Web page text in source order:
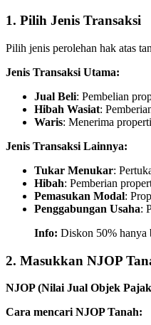
1. Pilih Jenis Transaksi
Pilih jenis perolehan hak atas
Jenis Transaksi Utama:
Jual Beli: Pembelian
Hibah Wasiat:
Waris: Menerima
Jenis Transaksi Lainnya:
Tukar Menukar:
Hibah: Pemberian
Pemasukan Modal:
Penggabungan Usaha:
Info: Diskon 50% hanya
2. Masukkan NJOP
NJOP (Nilai Jual Objek
Cara mencari NJOP Tanah: